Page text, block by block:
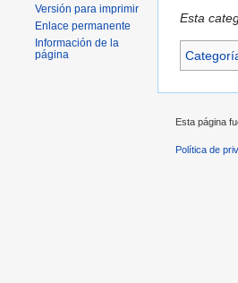
Esta
Versión para imprimir
Enlace permanente
Información de la
página
Esta página
Política de